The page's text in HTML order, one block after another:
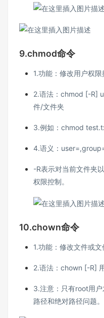
9.chmod命令
1.功能：修改用户权限
2.语法：chmod [-R]
件/文件夹
3.例如：chmod
4.语义：
-R表示对当前文件夹
权限控制。
10.chown命令
1.功能：修改文件或文
2.语法：chown [-R]
3.注意：只有root用
路径和绝对路径问题。